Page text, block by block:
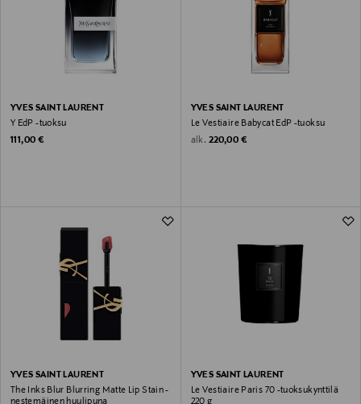
YVES SAINT LAURENT
Y EdP -tuoksu
Original Price
111,00 €
YVES SAINT LAURENT
Le Vestiaire Babycat EdP -tuoksu
alk. Original Price
220,00 €
YVES SAINT LAURENT
The Inks Blur Blurring Matte Lip Stain -
nestemäinen huulipuna
YVES SAINT LAURENT
Le Vestiaire Paris 70 -tuoksukynttilä
220 g